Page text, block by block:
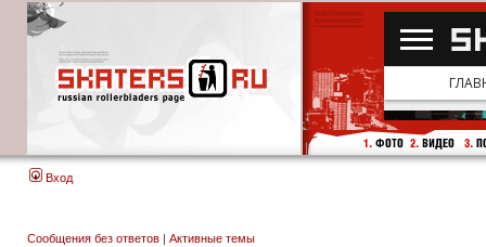
Вход
Сообщения без ответов | Активные темы